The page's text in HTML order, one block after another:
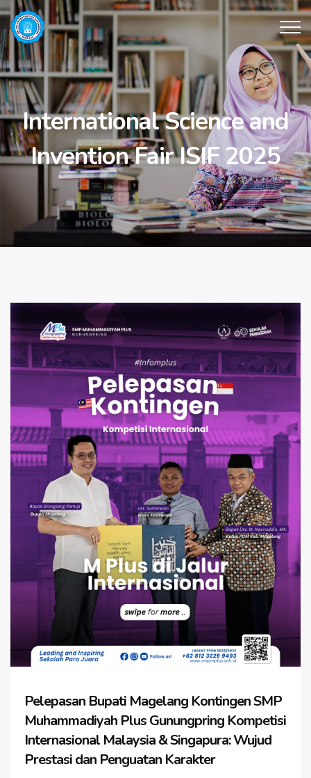
International Science and
Invention Fair ISIF 2025
Pelepasan Bupati Magelang Kontingen SMP
Muhammadiyah Plus Gunungpring Kompetisi
Internasional Malaysia & Singapura: Wujud
Prestasi dan Penguatan Karakter